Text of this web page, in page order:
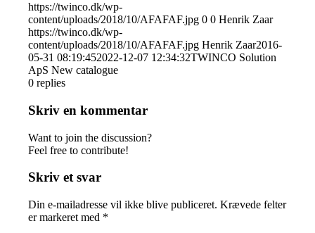
https://twinco.dk/wp-
content/uploads/2018/10/AFAFAF.jpg 0 0 Henrik Zaar
https://twinco.dk/wp-
content/uploads/2018/10/AFAFAF.jpg Henrik Zaar2016-
05-31 08:19:452022-12-07 12:34:32TWINCO Solution
ApS New catalogue
0 replies
Skriv en kommentar
Want to join the discussion?
Feel free to contribute!
Skriv et svar
Din e-mailadresse vil ikke blive publiceret. Krævede felter
er markeret med *